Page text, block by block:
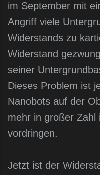
im September mit
Angriff viele
Widerstands zu
Widerstand
seiner
Dieses Problem ist
Nanobots auf der
mehr in großer Zahl
vordringen.
Jetzt ist der